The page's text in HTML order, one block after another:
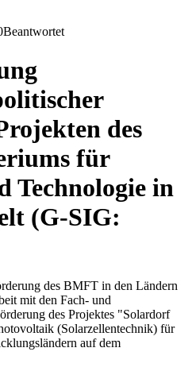
Beantwortet
des
für
Technologie in
(G-SIG:
des BMFT in den Ländern
mit den Fach- und
des Projektes "Solardorf
(Solarzellentechnik) für
auf dem